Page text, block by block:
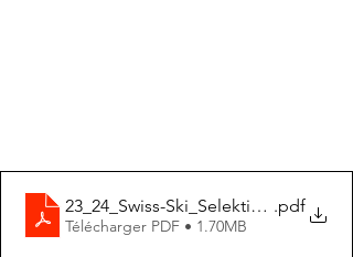
23_24_Swiss- .pdf
Télécharger PDF • 1.70MB